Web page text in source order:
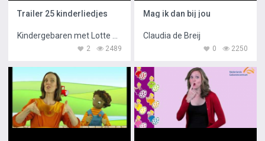
Trailer 25 kinderliedjes
2489
2
Mag ik dan bij jou
Claudia de Breij
2250
0